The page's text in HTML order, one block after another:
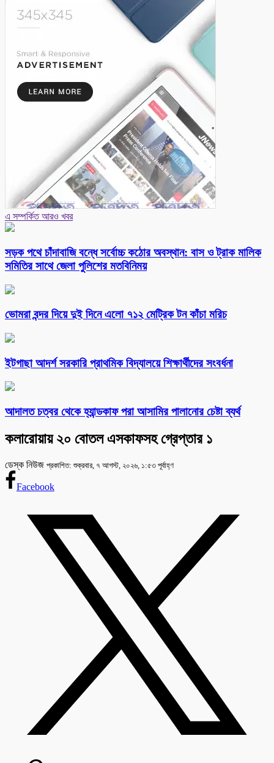
এ সম্পর্কিত আরও খবর
সড়ক পথে চাঁদাবাজি বন্ধে সর্বোচ্চ কঠোর অবস্থান: বাস ও ট্রাক মালিক
সমিতির সাথে জেলা পুলিশের মতবিনিময়
ভোমরা বন্দর দিয়ে দুই দিনে এলো ৭১২ মেট্রিক টন কাঁচা মরিচ
ইটগাছা আদর্শ সরকারি প্রাথমিক বিদ্যালয়ে শিক্ষার্থীদের সংবর্ধনা
আদালত চত্বর থেকে হ্যান্ডকাফ পরা আসামির পালানোর চেষ্টা ব্যর্থ
কলারোয়ায় ২০ বোতল এসকাফসহ গ্রেপ্তার ১
ডেস্ক নিউজ প্রকাশিত: শুক্রবার, ৭ আগস্ট, ২০২৬, ১:৫৩ পূর্বাহ্ণ
Facebook